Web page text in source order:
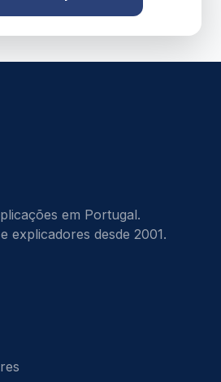
em Portugal.
explicadores desde 2001.